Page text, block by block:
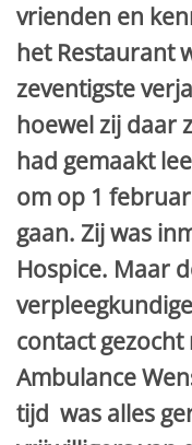
vrienden en
het Restaurant
zeventigste
hoewel zij daar
had gemaakt
om op 1
gaan. Zij was
Hospice. Maar
contact
Ambulance
tijd was alles